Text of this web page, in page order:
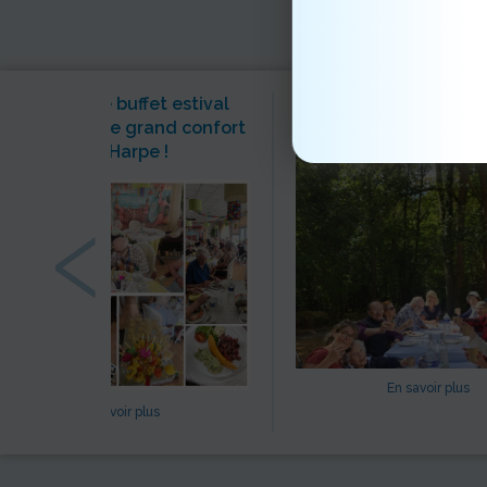
Canicule : le buffet estival
en mode grand confort
à La Harpe !
En savoir plus
En savoir plus